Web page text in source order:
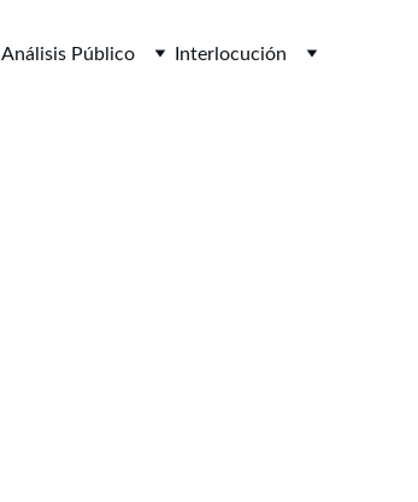
Análisis Público Interlocución